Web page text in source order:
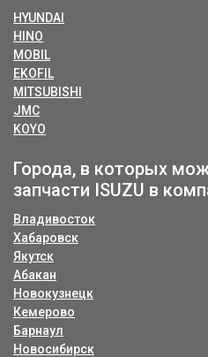
HYUNDAI
HINO
MOBIL
EKOFIL
MITSUBISHI
JMC
KOYO
Города, в которых
запчасти ISUZU в
Владивосток
Хабаровск
Якутск
Абакан
Новокузнецк
Кемерово
Барнаул
Новосибирск